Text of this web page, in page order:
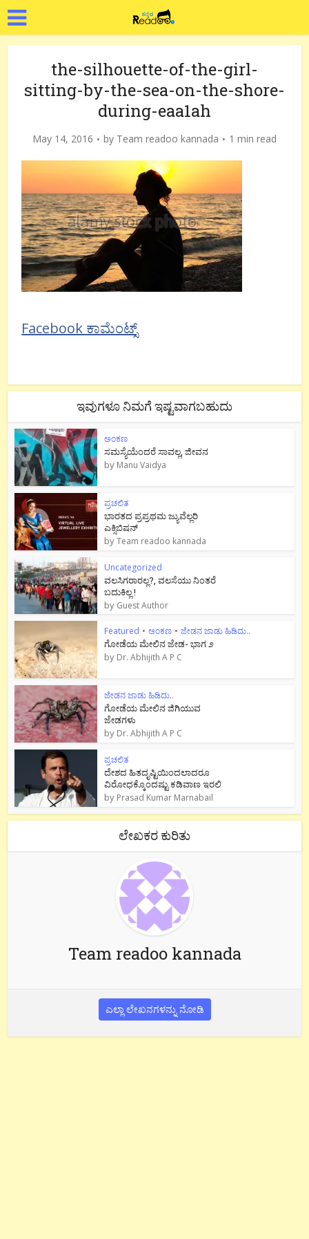
the-silhouette-of-the-girl-
sitting-by-the-sea-on-the-shore-
during-eaa1ah
May 14, 2016 by Team readoo kannada 1 min read
Facebook ಕಾಮೆಂಟ್ಸ್
ಇವುಗಳೂ ನಿಮಗೆ ಇಷ್ಟವಾಗಬಹುದು
ಅಂಕಣ
ಸಮಸ್ಯೆಯೆಂದರೆ ಸಾವಲ್ಲ, ಜೀವನ
by Manu Vaidya
ಪ್ರಚಲಿತ
ಭಾರತದ ಪ್ರಪ್ರಥಮ ಜ್ಯುವೆಲ್ಲರಿ
ಎಕ್ಸಿಬಿಷನ್
byTeam readoo kannada
Uncategorized
ವಲಸಿಗರಾರಲ್ಲ?, ವಲಸೆಯು ನಿಂತರೆ
ಬದುಕಿಲ್ಲ !
by Guest Author
Featured • ಅಂಕಣ • ಜೇಡನ ಜಾಡು ಹಿಡಿದು..
ಗೋಡೆಯ ಮೇಲಿನ ಜೇಡ- ಭಾಗ ೨
by Dr. Abhijith A P C
ಜೇಡನ ಜಾಡು ಹಿಡಿದು..
ಗೋಡೆಯ ಮೇಲಿನ ಜಿಗಿಯುವ
ಜೇಡಗಳು
by Dr. Abhijith A P C
ಪ್ರಚಲಿತ
ದೇಶದ ಹಿತದೃಷ್ಟಿಯಿಂದಲಾದರೂ
ವಿರೋಧಕ್ಕೊಂದಷ್ಟು ಕಡಿವಾಣ ಇರಲಿ
by Prasad Kumar Marnabail
ಲೇಖಕರ ಕುರಿತು
Team readoo kannada
ಎಲ್ಲಾ ಲೇಖನಗಳನ್ನು ನೋಡಿ